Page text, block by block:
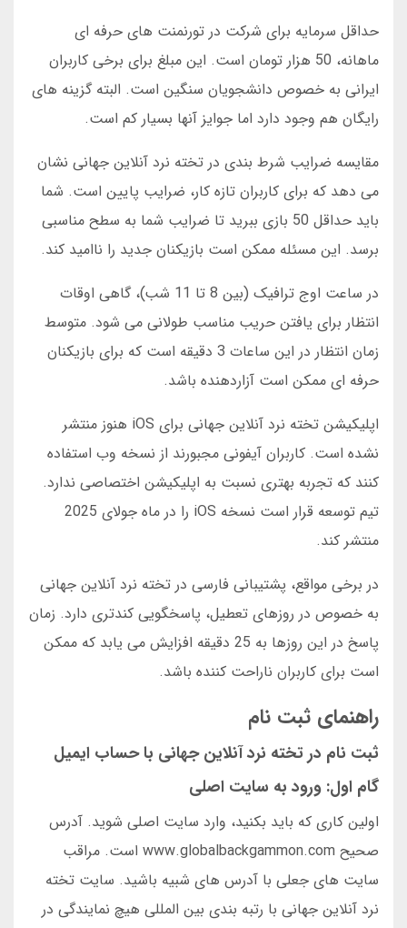
حداقل سرمایه برای شرکت در تورنمنت های حرفه ای
ماهانه، 50 هزار تومان است. این مبلغ برای برخی کاربران
ایرانی به خصوص دانشجویان سنگین است. البته گزینه های
رایگان هم وجود دارد اما جوایز آنها بسیار کم است.
مقایسه ضرایب شرط بندی در تخته نرد آنلاین جهانی نشان
می دهد که برای کاربران تازه کار، ضرایب پایین است. شما
باید حداقل 50 بازی ببرید تا ضرایب شما به سطح مناسبی
برسد. این مسئله ممکن است بازیکنان جدید را ناامید کند.
در ساعت اوج ترافیک (بین 8 تا 11 شب)، گاهی اوقات
انتظار برای یافتن حریب مناسب طولانی می شود. متوسط
زمان انتظار در این ساعات 3 دقیقه است که برای بازیکنان
حرفه ای ممکن است آزاردهنده باشد.
اپلیکیشن تخته نرد آنلاین جهانی برای iOS هنوز منتشر
نشده است. کاربران آیفونی مجبورند از نسخه وب استفاده
کنند که تجربه بهتری نسبت به اپلیکیشن اختصاصی ندارد.
تیم توسعه قرار است نسخه iOS را در ماه جولای 2025
منتشر کند.
در برخی مواقع، پشتیبانی فارسی در تخته نرد آنلاین جهانی
به خصوص در روزهای تعطیل، پاسخگویی کندتری دارد. زمان
پاسخ در این روزها به 25 دقیقه افزایش می یابد که ممکن
است برای کاربران ناراحت کننده باشد.
راهنمای ثبت نام
ثبت نام در تخته نرد آنلاین جهانی با حساب ایمیل
گام اول: ورود به سایت اصلی
اولین کاری که باید بکنید، وارد سایت اصلی شوید. آدرس
صحیح www.globalbackgammon.com است. مراقب
سایت های جعلی با آدرس های شبیه باشید. سایت تخته
نرد آنلاین جهانی با رتبه بندی بین المللی هیچ نمایندگی در